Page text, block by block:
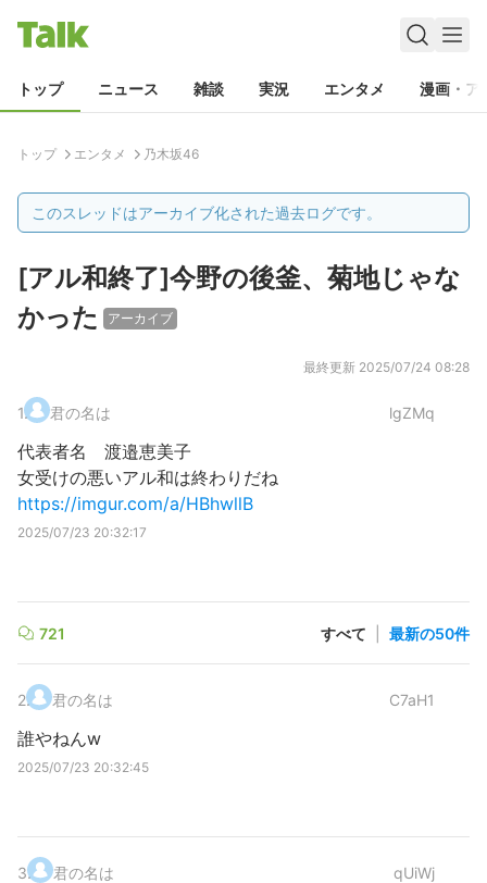
トップ ニュース 雑談 実況 エンタメ 漫画・ア
トップ エンタメ 乃木坂46
このスレッドはアーカイブ化された過去ログです。
[アル和終了]今野の後釜、菊地じゃな
かった
アーカイブ
最終更新 2025/07/24 08:28
1. 君の名は lgZMq
代表者名 渡邉恵美子
女受けの悪いアル和は終わりだね
https://imgur.com/a/HBhwllB
2025/07/23 20:32:17
721 すべて 最新の50件
2. 君の名は C7aH1
誰やねんw
2025/07/23 20:32:45
3. 君の名は qUiWj